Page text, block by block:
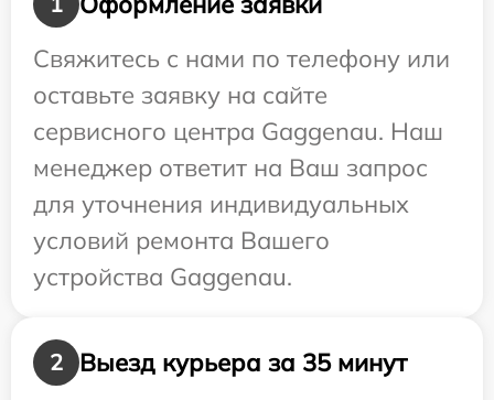
Свяжитесь с нами по телефону или
оставьте заявку на сайте
сервисного центра Gaggenau. Наш
менеджер ответит на Ваш запрос
для уточнения индивидуальных
условий ремонта Вашего
устройства Gaggenau.
2
Выезд курьера за 35 минут